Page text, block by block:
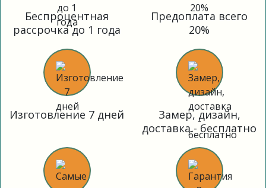
Беспроцентная
рассрочка до 1 года
Предоплата всего
20%
Изготовление 7 дней
Замер, дизайн,
доставка - бесплатно